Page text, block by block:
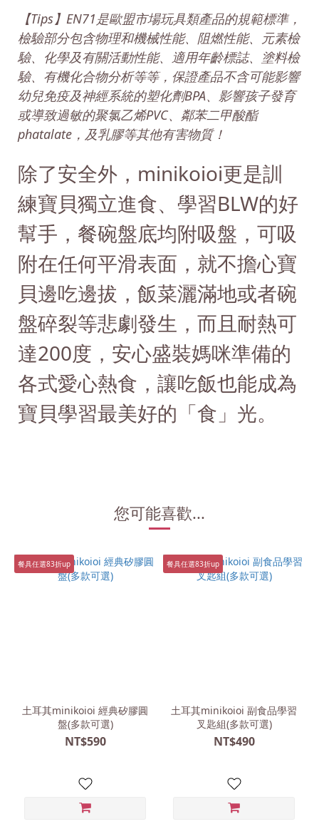
【Tips】EN71是歐盟市場玩具類產品的規範標準，
檢驗部分包含物理和機械性能、阻燃性能、元素檢
驗、化學及有關活動性能、適用年齡標誌、塗料檢
驗、有機化合物分析等等，保證產品不含可能影響
幼兒免疫及神經系統的塑化劑BPA、影響孩子發育
或導致過敏的聚氯乙烯PVC、鄰苯二甲酸酯
phatalate，及乳膠等其他有害物質！
除了安全外，minikoioi更是訓
練寶貝獨立進食、學習BLW的好
幫手，餐碗盤底均附吸盤，可吸
附在任何平滑表面，就不擔心寶
貝邊吃邊拔，飯菜灑滿地或者碗
盤碎裂等悲劇發生，而且耐熱可
達200度，安心盛裝媽咪準備的
各式愛心熱食，讓吃飯也能成為
寶貝學習最美好的「食」光。
您可能喜歡...
餐具任選83折up
土耳其minikoioi 經典矽膠圓
盤(多款可選)
NT$590
餐具任選83折up
土耳其minikoioi 副食品學習
叉匙組(多款可選)
NT$490